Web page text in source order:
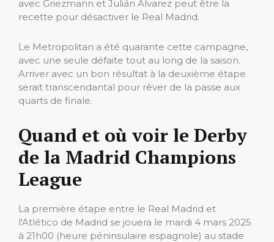
avec Griezmann et Julián Álvarez peut être la
recette pour désactiver le Real Madrid.
Le Metropolitan a été quarante cette campagne,
avec une seule défaite tout au long de la saison.
Arriver avec un bon résultat à la deuxième étape
serait transcendantal pour rêver de la passe aux
quarts de finale.
Quand et où voir le Derby
de la Madrid Champions
League
La première étape entre le Real Madrid et
l'Atlético de Madrid se jouera le mardi 4 mars 2025
à 21h00 (heure péninsulaire espagnole) au stade